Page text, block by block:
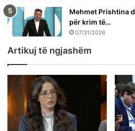
Mehmet Prishtina
për krim të…
07/31/2026
Artikuj të ngjashëm